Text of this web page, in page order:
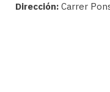
Dirección: Carrer